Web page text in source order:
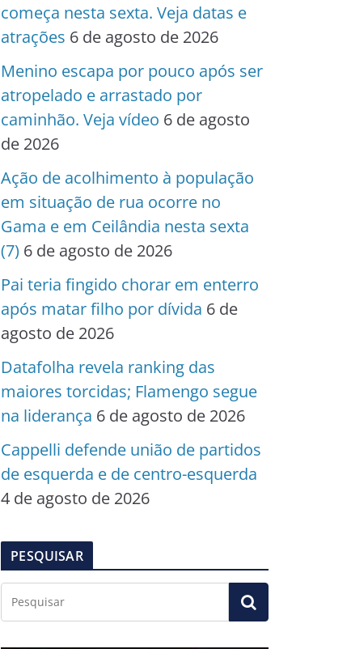
começa nesta sexta. Veja datas e
atrações 6 de agosto de 2026
Menino escapa por pouco após ser
atropelado e arrastado por
caminhão. Veja vídeo 6 de agosto
de 2026
Ação de acolhimento à população
em situação de rua ocorre no
Gama e em Ceilândia nesta sexta
(7) 6 de agosto de 2026
Pai teria fingido chorar em enterro
após matar filho por dívida 6 de
agosto de 2026
Datafolha revela ranking das
maiores torcidas; Flamengo segue
na liderança 6 de agosto de 2026
Cappelli defende união de partidos
de esquerda e de centro-esquerda
4 de agosto de 2026
PESQUISAR